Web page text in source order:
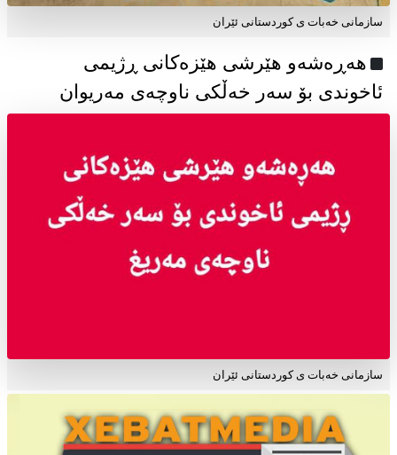
سازمانی خەبات ی كوردستانی ئێران
هەڕەشەو هێرشی هێزەکانی ڕژیمی
ئاخوندی بۆ سەر خەڵکی ناوچەی مەریوان
سازمانی خەبات ی کوردستانی ئێران